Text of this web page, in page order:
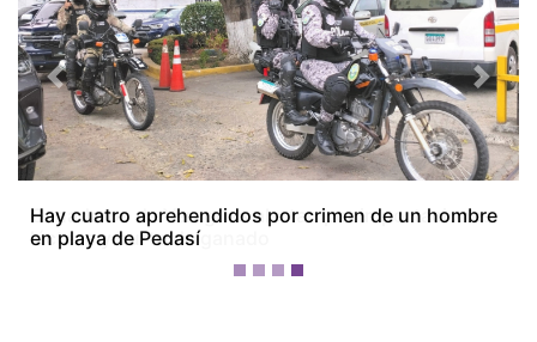
Ganaderos de Veraguas alertan por importaciones
lácteas y hurto de ganado
Previous Next